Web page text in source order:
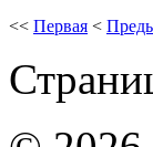
<< Первая <